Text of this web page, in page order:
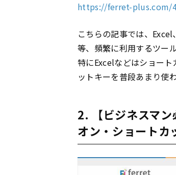
https://ferret-plus.com/
こちらの記事では、Excel、
等、頻繁に利用するツー
特にExcelなどはショー
ットキーを普段あまり使
2. 【ビジネスマ
オン・ショートカ